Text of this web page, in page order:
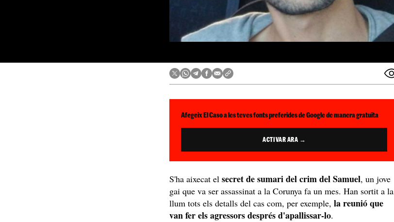
Afegeix El Caso a les teves fonts preferides de Google de manera gratuïta
ACTIVAR ARA →
S'ha aixecat elsecret de sumari del crim del Samuel, un jove
gai que va ser assassinat a la Corunya fa un mes. Han sortit a la
llum tots els detalls del cas com, per exemple,la reunió que
van fer els agressors després d'apallissar-lo.